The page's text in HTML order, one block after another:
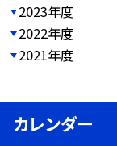
2023年度
2022年度
2021年度
カレンダー